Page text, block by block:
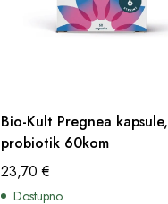
Bio-Kult Pregnea kapsule,
probiotik 60kom
23,70€
Dostupno